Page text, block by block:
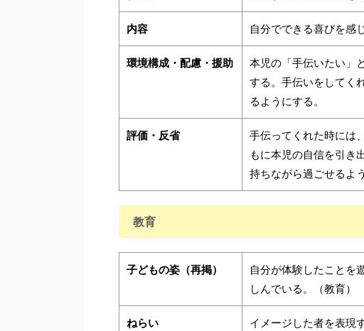
内容 自分でできる喜びを感
環境構成・配慮・援助
本児の「手伝いたい」
する。手伝いをしてく
るようにする。
評価・反省
手伝ってくれた時には
もに本児の自信を引き
持ちながら過ごせるよ
教育
子どもの姿（再掲）
自分が体験したことを
しんでいる。（教育）
ねらい イメージした者を表現